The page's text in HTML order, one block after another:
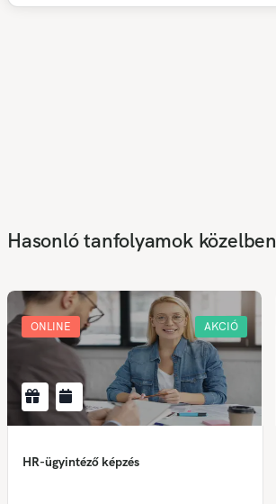
Hasonló tanfolyamok közelben
ONLINE AKCIÓ
HR-ügyintéző képzés